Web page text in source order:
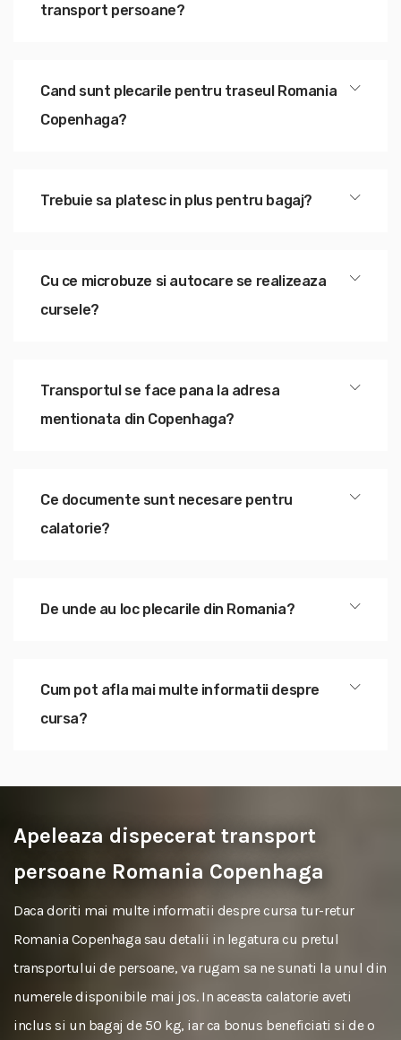
transport persoane?
Cand sunt plecarile pentru traseul Romania
Copenhaga?
Trebuie sa platesc in plus pentru bagaj?
Cu ce microbuze si autocare se realizeaza
cursele?
Transportul se face pana la adresa
mentionata din Copenhaga?
Ce documente sunt necesare pentru
calatorie?
De unde au loc plecarile din Romania?
Cum pot afla mai multe informatii despre
cursa?
Apeleaza dispecerat transport
persoane Romania Copenhaga
Daca doriti mai multe informatii despre cursa tur-retur
Romania Copenhaga sau detalii in legatura cu pretul
transportului de persoane, va rugam sa ne sunati la unul din
numerele disponibile mai jos. In aceasta calatorie aveti
inclus si un bagaj de 50 kg, iar ca bonus beneficiati si de o